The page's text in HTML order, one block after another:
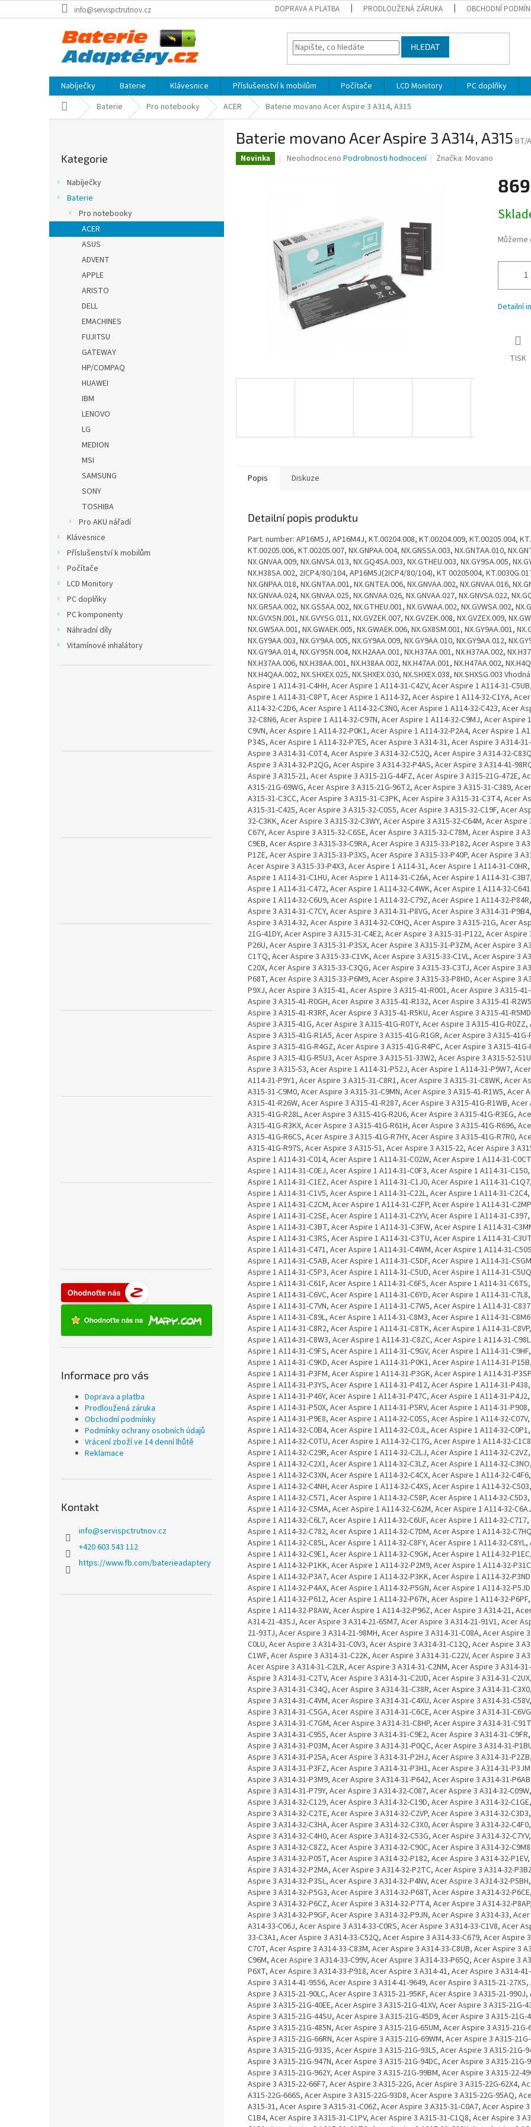
na
info@servispctrutnov.cz DOPRAVA A PLATBA PRODLOUŽENÁ ZÁRUKA OBCHODNÍ
HLEDAT
Nabíječky Baterie Klávesnice Příslušenství k mobilům Počítače LCD Monitory PC doplňky
Domů Baterie Pro notebooky ACER Baterie movano Acer Aspire 3 A314, A315
kategorie
Kategorie
Nabíječky
Baterie
Pro notebooky
ACER
ASUS
ADVENT
APPLE
ARISTO
DELL
EMACHINES
FUJITSU
GATEWAY
HP/COMPAQ
HUAWEI
IBM
LENOVO
LG
MEDION
MSI
SAMSUNG
SONY
TOSHIBA
Pro AKU nářadí
Klávesnice
Příslušenství k mobilům
Počítače
LCD Monitory
PC doplňky
PC komponenty
Náhradní díly
Vitamínové inhalátory
Informace pro vás
Doprava a platba
Prodloužená záruka
Obchodní podmínky
Podmínky ochrany osobních údajů
Vrácení zboží ve 14 denní lhůtě
Reklamace
Kontakt
info@servispctrutnov.cz
+420 603 543 112
https://www.fb.com/baterieadaptery
Baterie movano Acer Aspire 3 A314, A315 BT/
Novinka
Průměrné
hvězdiček.
Neohodnoceno Podrobnosti hodnocení Značka:Movano
cena:
Můžeme
Detailní
TISK
Popis Diskuze
Detailní popis produktu
Part. number: AP16M5J, AP16M4J, KT.00204.008, KT.00204.009, KT.00205.004, KT.00205.005, KT.00205.006, KT.00205.007, NX.GNPAA.004, NX.GNSSA.003, NX.GNTAA.010, NX.GNTSA.007, NX.GNVAA.009, NX.GNVSA.013, NX.GQ4SA.003, NX.GTHEU.003, NX.GY9SA.005, NX.GY9SA.007, NX.H38SA.002, 2ICP4/80/104, AP16M5J(2ICP4/80/104), KT 00205004, KT.0030G.017, NX.GNPAA.018, NX.GNTAA.001, NX.GNTEA.006, NX.GNVAA.002, NX.GNVAA.016, NX.GNVAA.017, NX.GNVAA.024, NX.GNVAA.025, NX.GNVAA.026, NX.GNVAA.027, NX.GNVSA.022, NX.GQ4SA.002, NX.GR5AA.002, NX.GS5AA.002, NX.GTHEU.001, NX.GVWAA.002, NX.GVWSA.002, NX.GVXSM.001, NX.GVXSN.001, NX.GVYSG.011, NX.GVZEK.007, NX.GVZEK.008, NX.GVZEX.009, NX.GW4AA.001, NX.GW5AA.001, NX.GWAEK.005, NX.GWAEK.006, NX.GX8SM.001, NX.GY9AA.001, NX.GY9AA.002, NX.GY9AA.003, NX.GY9AA.005, NX.GY9AA.009, NX.GY9AA.010, NX.GY9AA.012, NX.GY9AA.013, NX.GY9AA.014, NX.GY9SN.004, NX.H2AAA.001, NX.H37AA.001, NX.H37AA.002, NX.H37AA.003, NX.H37AA.006, NX.H38AA.001, NX.H38AA.002, NX.H47AA.001, NX.H47AA.002, NX.H4QAA.001, NX.H4QAA.002, NX.SHXEX.025, NX.SHXEX.030, NX.SHXEX.038, NX.SHXSG.003 Vhodná pro: Acer Aspire 1 A114-31-C4HH, Acer Aspire 1 A114-31-C4ZV, Acer Aspire 1 A114-31-C5UB, Acer Aspire 1 A114-31-C8PT, Acer Aspire 1 A114-32, Acer Aspire 1 A114-32-C1YA, Acer Aspire 1 A114-32-C2D6, Acer Aspire 1 A114-32-C3N0, Acer Aspire 1 A114-32-C423, Acer Aspire 1 A114-32-C8N6, Acer Aspire 1 A114-32-C97N, Acer Aspire 1 A114-32-C9MJ, Acer Aspire 1 A114-32-C9VN, Acer Aspire 1 A114-32-P0K1, Acer Aspire 1 A114-32-P2A4, Acer Aspire 1 A114-32-P34S, Acer Aspire 1 A114-32-P7E5, Acer Aspire 3 A314-31, Acer Aspire 3 A314-31-C0SG, Acer Aspire 3 A314-31-C0T4, Acer Aspire 3 A314-32-C52Q, Acer Aspire 3 A314-32-C83Q, Acer Aspire 3 A314-32-P2QG, Acer Aspire 3 A314-32-P4AS, Acer Aspire 3 A314-41-98RQ, Acer Aspire 3 A315-21, Acer Aspire 3 A315-21G-44FZ, Acer Aspire 3 A315-21G-472E, Acer Aspire 3 A315-21G-69WG, Acer Aspire 3 A315-21G-96T2, Acer Aspire 3 A315-31-C389, Acer Aspire 3 A315-31-C3CC, Acer Aspire 3 A315-31-C3PK, Acer Aspire 3 A315-31-C3T4, Acer Aspire 3 A315-31-C425, Acer Aspire 3 A315-32-C0S5, Acer Aspire 3 A315-32-C19F, Acer Aspire 3 A315-32-C3KK, Acer Aspire 3 A315-32-C3WY, Acer Aspire 3 A315-32-C64M, Acer Aspire 3 A315-32-C67Y, Acer Aspire 3 A315-32-C6SE, Acer Aspire 3 A315-32-C78M, Acer Aspire 3 A315-33-C9EB, Acer Aspire 3 A315-33-C9RA, Acer Aspire 3 A315-33-P182, Acer Aspire 3 A315-33-P1ZE, Acer Aspire 3 A315-33-P3XS, Acer Aspire 3 A315-33-P40P, Acer Aspire 3 A315-33-P4ED, Acer Aspire 3 A315-33-P4X3, Acer Aspire 1 A114-31, Acer Aspire 1 A114-31-C0HR, Acer Aspire 1 A114-31-C1HU, Acer Aspire 1 A114-31-C26A, Acer Aspire 1 A114-31-C3B7, Acer Aspire 1 A114-31-C472, Acer Aspire 1 A114-32-C4WK, Acer Aspire 1 A114-32-C641, Acer Aspire 1 A114-32-C6U9, Acer Aspire 1 A114-32-C79Z, Acer Aspire 1 A114-32-P84R, Acer Aspire 3 A314-31-C7CY, Acer Aspire 3 A314-31-P8VG, Acer Aspire 3 A314-31-P9B4, Acer Aspire 3 A314-32, Acer Aspire 3 A314-32-C0HQ, Acer Aspire 3 A315-21G, Acer Aspire 3 A315-21G-41DY, Acer Aspire 3 A315-31-C4E2, Acer Aspire 3 A315-31-P122, Acer Aspire 3 A315-31-P26U, Acer Aspire 3 A315-31-P3SX, Acer Aspire 3 A315-31-P3ZM, Acer Aspire 3 A315-33-C1TQ, Acer Aspire 3 A315-33-C1VK, Acer Aspire 3 A315-33-C1VL, Acer Aspire 3 A315-33-C20X, Acer Aspire 3 A315-33-C3QG, Acer Aspire 3 A315-33-C3TJ, Acer Aspire 3 A315-33-P68T, Acer Aspire 3 A315-33-P6M9, Acer Aspire 3 A315-33-P8HD, Acer Aspire 3 A315-33-P9XJ, Acer Aspire 3 A315-41, Acer Aspire 3 A315-41-R001, Acer Aspire 3 A315-41-R09W, Acer Aspire 3 A315-41-R0GH, Acer Aspire 3 A315-41-R132, Acer Aspire 3 A315-41-R2W5, Acer Aspire 3 A315-41-R3RF, Acer Aspire 3 A315-41-R5KU, Acer Aspire 3 A315-41-R5MD, Acer Aspire 3 A315-41G, Acer Aspire 3 A315-41G-R0TY, Acer Aspire 3 A315-41G-R0ZZ, Acer Aspire 3 A315-41G-R1A5, Acer Aspire 3 A315-41G-R1GR, Acer Aspire 3 A315-41G-R4BW, Acer Aspire 3 A315-41G-R4GZ, Acer Aspire 3 A315-41G-R4PC, Acer Aspire 3 A315-41G-R5RJ, Acer Aspire 3 A315-41G-R5U3, Acer Aspire 3 A315-51-33W2, Acer Aspire 3 A315-52-51UD, Acer Aspire 3 A315-53, Acer Aspire 1 A114-31-P52J, Acer Aspire 1 A114-31-P9W7, Acer Aspire 1 A114-31-P9Y1, Acer Aspire 3 A315-31-C8R1, Acer Aspire 3 A315-31-C8WK, Acer Aspire 3 A315-31-C9M0, Acer Aspire 3 A315-31-C9MN, Acer Aspire 3 A315-41-R1W5, Acer Aspire 3 A315-41-R26W, Acer Aspire 3 A315-41-R287, Acer Aspire 3 A315-41G-R1WB, Acer Aspire 3 A315-41G-R28L, Acer Aspire 3 A315-41G-R2U6, Acer Aspire 3 A315-41G-R3EG, Acer Aspire 3 A315-41G-R3KX, Acer Aspire 3 A315-41G-R61H, Acer Aspire 3 A315-41G-R696, Acer Aspire 3 A315-41G-R6CS, Acer Aspire 3 A315-41G-R7HY, Acer Aspire 3 A315-41G-R7R0, Acer Aspire 3 A315-41G-R97S, Acer Aspire 3 A315-51, Acer Aspire 3 A315-22, Acer Aspire 3 A315-34, Acer Aspire 1 A114-31-C014, Acer Aspire 1 A114-31-C02W, Acer Aspire 1 A114-31-C0CT, Acer Aspire 1 A114-31-C0EJ, Acer Aspire 1 A114-31-C0F3, Acer Aspire 1 A114-31-C150, Acer Aspire 1 A114-31-C1EZ, Acer Aspire 1 A114-31-C1J0, Acer Aspire 1 A114-31-C1Q7, Acer Aspire 1 A114-31-C1V5, Acer Aspire 1 A114-31-C22L, Acer Aspire 1 A114-31-C2C4, Acer Aspire 1 A114-31-C2CM, Acer Aspire 1 A114-31-C2FP, Acer Aspire 1 A114-31-C2MP, Acer Aspire 1 A114-31-C2SE, Acer Aspire 1 A114-31-C2YV, Acer Aspire 1 A114-31-C397, Acer Aspire 1 A114-31-C3BT, Acer Aspire 1 A114-31-C3FW, Acer Aspire 1 A114-31-C3MM, Acer Aspire 1 A114-31-C3RS, Acer Aspire 1 A114-31-C3TU, Acer Aspire 1 A114-31-C3UT, Acer Aspire 1 A114-31-C471, Acer Aspire 1 A114-31-C4WM, Acer Aspire 1 A114-31-C50S, Acer Aspire 1 A114-31-C5AB, Acer Aspire 1 A114-31-C5DF, Acer Aspire 1 A114-31-C5GM, Acer Aspire 1 A114-31-C5P3, Acer Aspire 1 A114-31-C5UD, Acer Aspire 1 A114-31-C5UQ, Acer Aspire 1 A114-31-C61F, Acer Aspire 1 A114-31-C6F5, Acer Aspire 1 A114-31-C6TS, Acer Aspire 1 A114-31-C6VC, Acer Aspire 1 A114-31-C6YD, Acer Aspire 1 A114-31-C7L8, Acer Aspire 1 A114-31-C7VN, Acer Aspire 1 A114-31-C7W5, Acer Aspire 1 A114-31-C837, Acer Aspire 1 A114-31-C89L, Acer Aspire 1 A114-31-C8M3, Acer Aspire 1 A114-31-C8M6, Acer Aspire 1 A114-31-C8R2, Acer Aspire 1 A114-31-C8TK, Acer Aspire 1 A114-31-C8VP, Acer Aspire 1 A114-31-C8W3, Acer Aspire 1 A114-31-C8ZC, Acer Aspire 1 A114-31-C98L, Acer Aspire 1 A114-31-C9FS, Acer Aspire 1 A114-31-C9GV, Acer Aspire 1 A114-31-C9HF, Acer Aspire 1 A114-31-C9KD, Acer Aspire 1 A114-31-P0K1, Acer Aspire 1 A114-31-P15B, Acer Aspire 1 A114-31-P3FM, Acer Aspire 1 A114-31-P3GK, Acer Aspire 1 A114-31-P3SP, Acer Aspire 1 A114-31-P3YS, Acer Aspire 1 A114-31-P412, Acer Aspire 1 A114-31-P438, Acer Aspire 1 A114-31-P46Y, Acer Aspire 1 A114-31-P47C, Acer Aspire 1 A114-31-P4J2, Acer Aspire 1 A114-31-P50X, Acer Aspire 1 A114-31-P5RV, Acer Aspire 1 A114-31-P908, Acer Aspire 1 A114-31-P9E8, Acer Aspire 1 A114-32-C05S, Acer Aspire 1 A114-32-C07V, Acer Aspire 1 A114-32-C0B4, Acer Aspire 1 A114-32-C0JL, Acer Aspire 1 A114-32-C0P1, Acer Aspire 1 A114-32-C0TU, Acer Aspire 1 A114-32-C17G, Acer Aspire 1 A114-32-C1C8, Acer Aspire 1 A114-32-C29R, Acer Aspire 1 A114-32-C2LJ, Acer Aspire 1 A114-32-C2VZ, Acer Aspire 1 A114-32-C2X1, Acer Aspire 1 A114-32-C3LZ, Acer Aspire 1 A114-32-C3NO, Acer Aspire 1 A114-32-C3XN, Acer Aspire 1 A114-32-C4CX, Acer Aspire 1 A114-32-C4F6, Acer Aspire 1 A114-32-C4NH, Acer Aspire 1 A114-32-C4XS, Acer Aspire 1 A114-32-C503, Acer Aspire 1 A114-32-C571, Acer Aspire 1 A114-32-C58P, Acer Aspire 1 A114-32-C5D3, Acer Aspire 1 A114-32-C5MA, Acer Aspire 1 A114-32-C62M, Acer Aspire 1 A114-32-C6AJ, Acer Aspire 1 A114-32-C6L7, Acer Aspire 1 A114-32-C6UF, Acer Aspire 1 A114-32-C717, Acer Aspire 1 A114-32-C782, Acer Aspire 1 A114-32-C7DM, Acer Aspire 1 A114-32-C7HQ, Acer Aspire 1 A114-32-C85L, Acer Aspire 1 A114-32-C8FY, Acer Aspire 1 A114-32-C8YL, Acer Aspire 1 A114-32-C9E1, Acer Aspire 1 A114-32-C9GK, Acer Aspire 1 A114-32-P1EC, Acer Aspire 1 A114-32-P1KK, Acer Aspire 1 A114-32-P2M9, Acer Aspire 1 A114-32-P31C, Acer Aspire 1 A114-32-P3A7, Acer Aspire 1 A114-32-P3KK, Acer Aspire 1 A114-32-P3ND, Acer Aspire 1 A114-32-P4AX, Acer Aspire 1 A114-32-P5GN, Acer Aspire 1 A114-32-P5JD, Acer Aspire 1 A114-32-P612, Acer Aspire 1 A114-32-P67K, Acer Aspire 1 A114-32-P6PF, Acer Aspire 1 A114-32-P8AW, Acer Aspire 1 A114-32-P96Z, Acer Aspire 3 A314-21, Acer Aspire 3 A314-21-43SJ, Acer Aspire 3 A314-21-65M7, Acer Aspire 3 A314-21-91V1, Acer Aspire 3 A314-21-93TJ, Acer Aspire 3 A314-21-98MH, Acer Aspire 3 A314-31-C08A, Acer Aspire 3 A314-31-C0LU, Acer Aspire 3 A314-31-C0V3, Acer Aspire 3 A314-31-C12Q, Acer Aspire 3 A314-31-C1WF, Acer Aspire 3 A314-31-C22K, Acer Aspire 3 A314-31-C22V, Acer Aspire 3 A314-31-C29P, Acer Aspire 3 A314-31-C2LR, Acer Aspire 3 A314-31-C2NM, Acer Aspire 3 A314-31-C2PU, Acer Aspire 3 A314-31-C2TV, Acer Aspire 3 A314-31-C2UD, Acer Aspire 3 A314-31-C2UX, Acer Aspire 3 A314-31-C34Q, Acer Aspire 3 A314-31-